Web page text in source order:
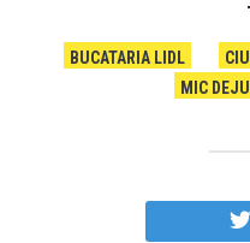
BUCATARIA LIDL
MIC